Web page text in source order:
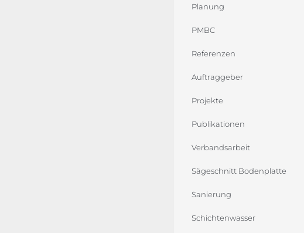
Planung
PMBC
Referenzen
Auftraggeber
Projekte
Publikationen
Verbandsarbeit
Sägeschnitt Bodenplatte
Sanierung
Schichtenwasser